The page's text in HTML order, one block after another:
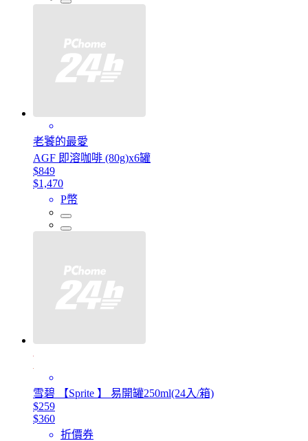
老饕的最愛
AGF 即溶咖啡 (80g)x6罐
$849
$1,470
P幣
雪碧 【Sprite 】 易開罐250ml(24入/箱)
$259
$360
折價券